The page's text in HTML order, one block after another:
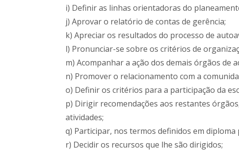
i) Definir as linhas orientadoras do
j) Aprovar o relatório de contas de gerência;
k) Apreciar os resultados do processo de
l) Pronunciar-se sobre os critérios de
m) Acompanhar a ação dos demais órgãos de
n) Promover o relacionamento com a
o) Definir os critérios para a participação da
p) Dirigir recomendações aos restantes
atividades;
q) Participar, nos termos definidos em
r) Decidir os recursos que lhe são dirigidos;